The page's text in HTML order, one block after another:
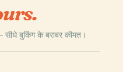
सीधे बुकिंग के बराबर कीमत।